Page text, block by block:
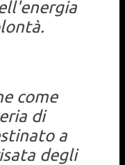
come
di
a
degli